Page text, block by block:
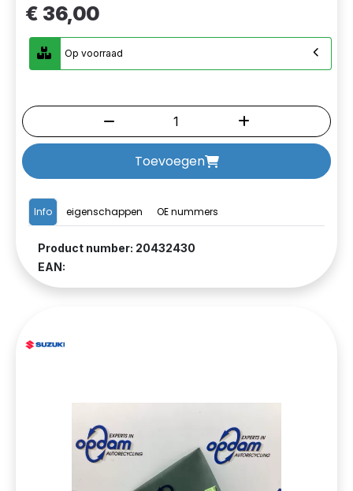
Info eigenschappen OE nummers
Product number: 20432430
EAN:
€ 36,00
Op voorraad
Toevoegen